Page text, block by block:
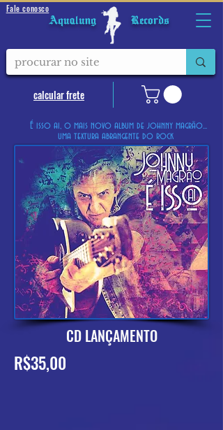
Aqualung Records
calcular frete
Fale conosco
É isso ai, o mais novo album de johnny magrão...
uma textura abrangente do rock
CD LANÇAMENTO
R$35,00